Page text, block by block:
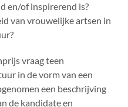
en/of inspirerend is?
van vrouwelijke artsen in
vraag teen
in de vorm van een
een beschrijving
de kandidate en